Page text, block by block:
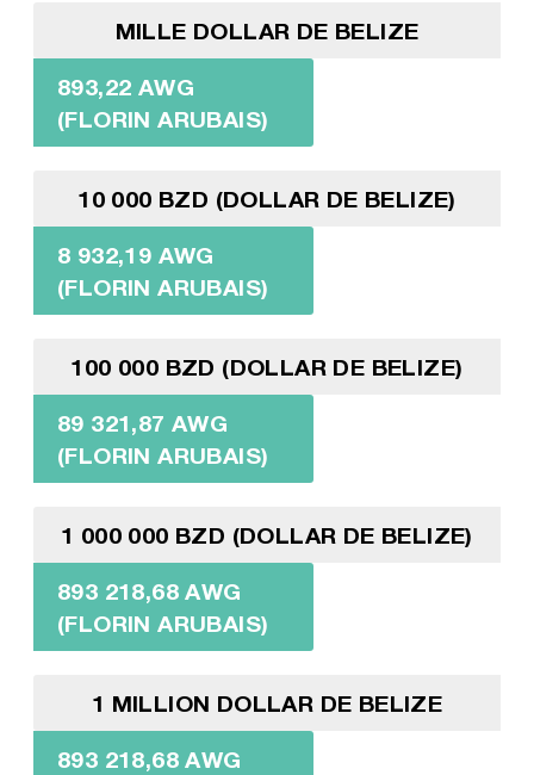
MILLE DOLLAR DE BELIZE
893,22 AWG
(FLORIN ARUBAIS)
10 000 BZD (DOLLAR DE BELIZE)
8 932,19 AWG
(FLORIN ARUBAIS)
100 000 BZD (DOLLAR DE BELIZE)
89 321,87 AWG
(FLORIN ARUBAIS)
1 000 000 BZD (DOLLAR DE BELIZE)
893 218,68 AWG
(FLORIN ARUBAIS)
1 MILLION DOLLAR DE BELIZE
893 218,68 AWG